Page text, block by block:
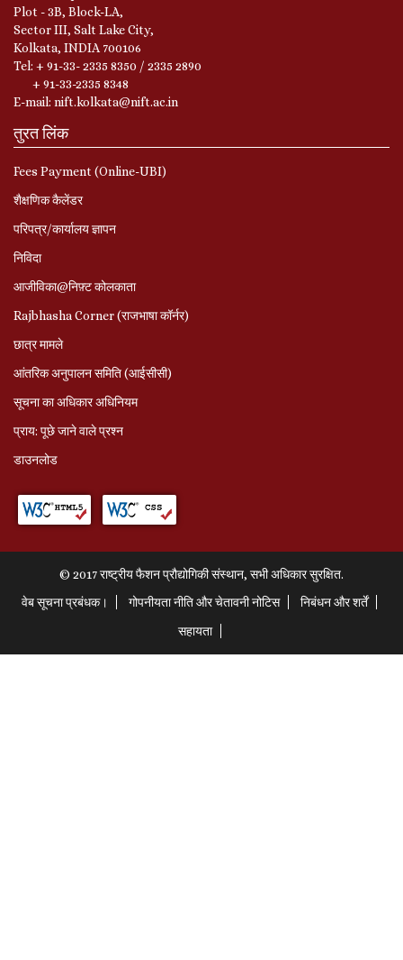
Plot - 3B, Block-LA,
Sector III, Salt Lake City,
Kolkata, INDIA 700106
Tel: + 91-33- 2335 8350 / 2335 2890
+ 91-33-2335 8348
E-mail: nift.kolkata@nift.ac.in
तुरत लिंक
Fees Payment (Online-UBI)
शैक्षणिक कैलेंडर
परिपत्र/कार्यालय ज्ञापन
निविदा
आजीविका@निफ़्ट कोलकाता
Rajbhasha Corner (राजभाषा कॉर्नर)
छात्र मामले
आंतरिक अनुपालन समिति (आईसीसी)
सूचना का अधिकार अधिनियम
प्राय: पूछे जाने वाले प्रश्‍न
डाउनलोड
© 2017 राष्ट्रीय फैशन प्रौद्योगिकी संस्थान, सभी अधिकार सुरक्षित.
वेब सूचना प्रबंधक।
गोपनीयता नीति और चेतावनी नोटिस
निबंधन और शर्तें
सहायता